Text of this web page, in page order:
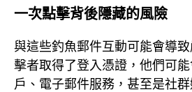
一次點擊背後隱藏的風險
與這些釣魚郵件互動可能會導
擊者取得了登入憑證，他們可
戶、電子郵件服務，甚至是社群